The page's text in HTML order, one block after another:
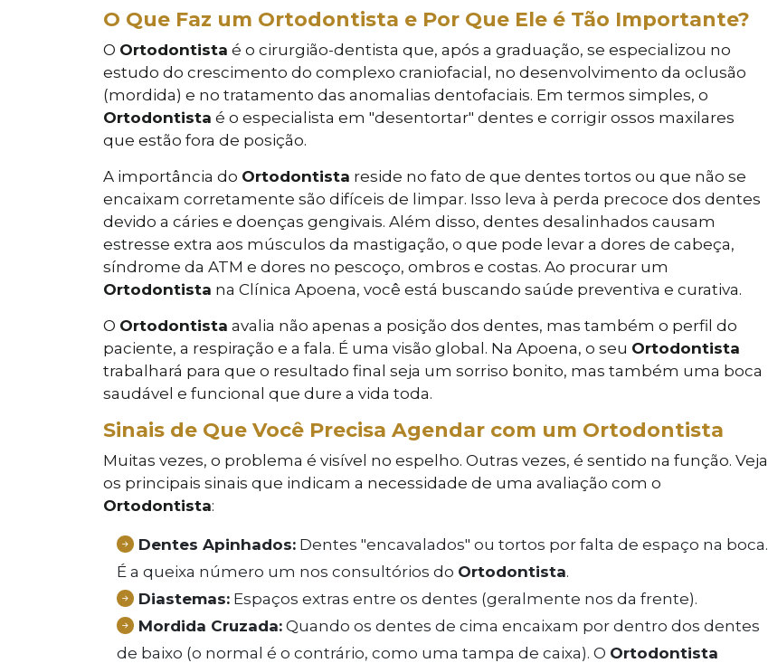
O Que Faz um Ortodontista e Por Que Ele é Tão Importante?
O Ortodontista é o cirurgião-dentista que, após a graduação, se especializou no
estudo do crescimento do complexo craniofacial, no desenvolvimento da oclusão
(mordida) e no tratamento das anomalias dentofaciais. Em termos simples, o
Ortodontista é o especialista em "desentortar" dentes e corrigir ossos maxilares
que estão fora de posição.
A importância do Ortodontista reside no fato de que dentes tortos ou que não se
encaixam corretamente são difíceis de limpar. Isso leva à perda precoce dos dentes
devido a cáries e doenças gengivais. Além disso, dentes desalinhados causam
estresse extra aos músculos da mastigação, o que pode levar a dores de cabeça,
síndrome da ATM e dores no pescoço, ombros e costas. Ao procurar um
Ortodontista na Clínica Apoena, você está buscando saúde preventiva e curativa.
O Ortodontista avalia não apenas a posição dos dentes, mas também o perfil do
paciente, a respiração e a fala. É uma visão global. Na Apoena, o seu Ortodontista
trabalhará para que o resultado final seja um sorriso bonito, mas também uma boca
saudável e funcional que dure a vida toda.
Sinais de Que Você Precisa Agendar com um Ortodontista
Muitas vezes, o problema é visível no espelho. Outras vezes, é sentido na função. Veja
os principais sinais que indicam a necessidade de uma avaliação com o
Ortodontista:
Dentes Apinhados: Dentes "encavalados" ou tortos por falta de espaço na boca.
É a queixa número um nos consultórios do Ortodontista.
Diastemas: Espaços extras entre os dentes (geralmente nos da frente).
Mordida Cruzada: Quando os dentes de cima encaixam por dentro dos dentes
de baixo (o normal é o contrário, como uma tampa de caixa). O Ortodontista